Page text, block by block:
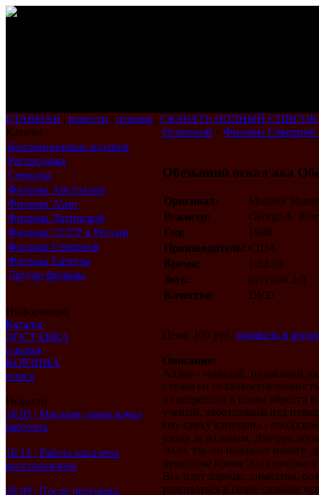
ГЛАВНАЯ | новости | отзывы | СКАЧАТЬ ПОЛНЫЙ СПИСОК
Каталог
Коллекционные издания
Распродажа
Сериалы
Фильмы Австралии
Фильмы Азии
Фильмы Латинской
Америки
Фильмы СССР и России
Фильмы Северной
Америки
Фильмы Европы
Другие фильмы
Информация
Каталог
ДОСТАВКА
ссылки
КОРЗИНА
поиск
Новости
16.05 | Магазин снова начал
работать
10.12 | Работа магазина
восстановлена
26.09 | После перерыва,
Основной » Фильмы Северной
Обезьяний оскал ака
Оригинал:
Monkey Shines
Режисер:
George A.
Год:
1988
Производитель: США
Время:
1:52.59
Звук:
русский 2.0
Качество:
DVD
Цена: 100 руб. добавить в
Описание:
Аллан - молодой, подающий
случая он оказывается
из депрессии и снова
ученый, работающий над
ему самку капуцина - плод
уходу за больным, Джефри
Элла, так он называет нового
некоторое время Элла
Все идет хорошо, симпатия,
развиваться в более сильное